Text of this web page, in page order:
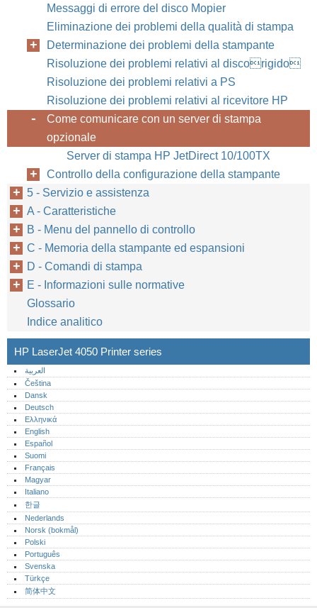
Messaggi di errore del disco Mopier
Eliminazione dei problemi della qualità di stampa
Determinazione dei problemi della stampante
Risoluzione dei problemi relativi al discorigido
Risoluzione dei problemi relativi a PS
Risoluzione dei problemi relativi al ricevitore HP
Come comunicare con un server di stampa
opzionale
Server di stampa HP JetDirect 10/100TX
Controllo della configurazione della stampante
5 - Servizio e assistenza
A - Caratteristiche
B - Menu del pannello di controllo
C - Memoria della stampante ed espansioni
D - Comandi di stampa
E - Informazioni sulle normative
Glossario
Indice analitico
HP LaserJet 4050 Printer series
العربية
Čeština
Dansk
Deutsch
Ελληνικά
English
Español
Suomi
Français
Magyar
Italiano
한글
Nederlands
Norsk (bokmål)‎
Polski
Português‎
Svenska
Türkçe
简体中文